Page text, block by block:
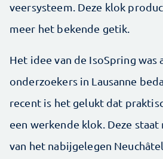
veersysteem. Deze klok
meer het bekende getik.
Het idee van de IsoSpring was
onderzoekers in Lausanne
recent is het gelukt dat
een werkende klok. Deze
van het nabijgelegen